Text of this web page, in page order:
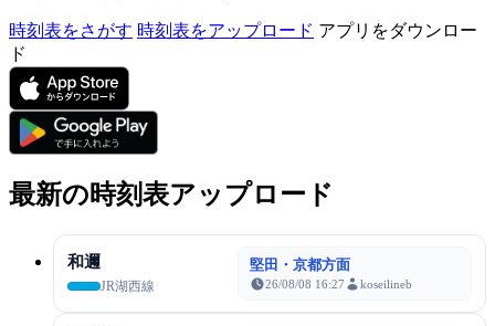
時刻表をさがす 時刻表をアップロード アプリをダウンロー
ド
最新の時刻表アップロード
和邇
JR湖西線
堅田・京都方面
26/08/08 16:27 koseilineb